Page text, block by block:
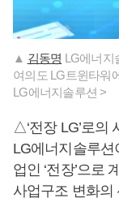
▲ 김동명 LG에너지
여의도 LG트윈타워
LG에너지솔루션 >
△‘전장 LG’로의
LG에너지솔루션
업인 ‘전장’으로
사업구조 변화의